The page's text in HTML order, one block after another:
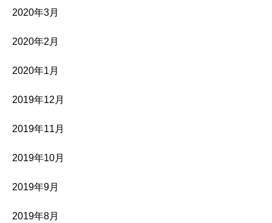
2020年3月
2020年2月
2020年1月
2019年12月
2019年11月
2019年10月
2019年9月
2019年8月